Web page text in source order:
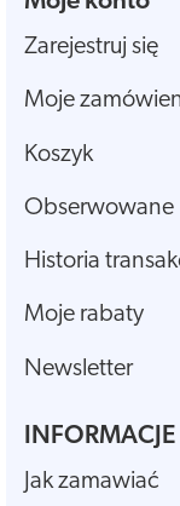
Zarejestruj się
Moje
Koszyk
Obserwowane
Historia
Moje rabaty
Newsletter
INFORMACJE
Jak zamawiać